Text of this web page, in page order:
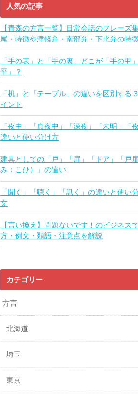
人気の記事
【青森の方言一覧】日常会話のフレーズ
尾・特徴や津軽弁・南部弁・下北弁の特
「手の表」と「手の裏」どこが「手の甲
平」？
「机」と「テーブル」の違いを区別する
イント
「夜中」「真夜中」「深夜」「未明」「
違いと使い分け方
建具としての「戸」「扉」「ドア」「戸
み：こひ）」の違い
「聞く」「聴く」「訊く」の違いと使い
文
【言い換え】問題ないです！のビジネス
方・例文・類語・注意点を解説
カテゴリー
方言
北海道
埼玉
東京